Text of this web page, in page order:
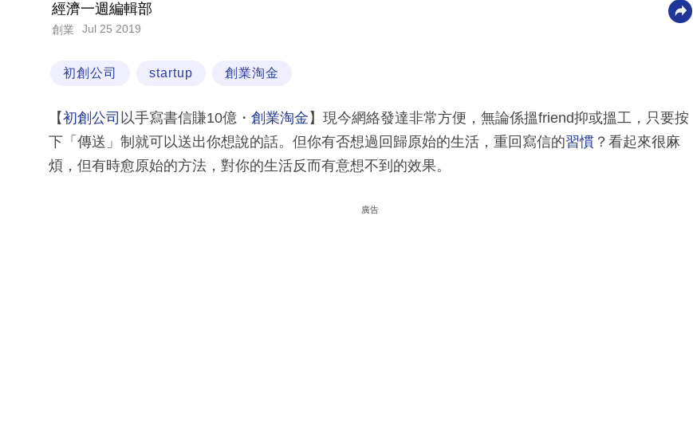
經濟一週編輯部
創業 Jul 25 2019
初創公司 startup 創業淘金
【初創公司 以手寫書信賺10億・ 創業淘金 】現今網絡發達非常方便，無論係搵friend抑或搵工，只要按
下「傳送」制就可以送出你想說的話。但你有否想過回歸原始的生活，重回寫信的習慣 ？看起來很麻
煩，但有時愈原始的方法，對你的生活反而有意想不到的效果。
廣告